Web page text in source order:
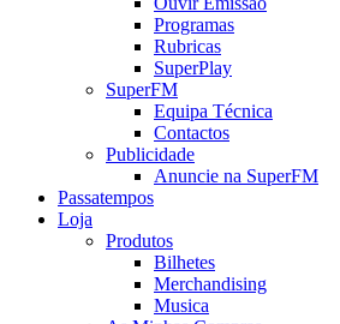
Programas
Rubricas
SuperPlay
SuperFM
Equipa Técnica
Contactos
Publicidade
Anuncie na SuperFM
Passatempos
Loja
Produtos
Bilhetes
Merchandising
Musica